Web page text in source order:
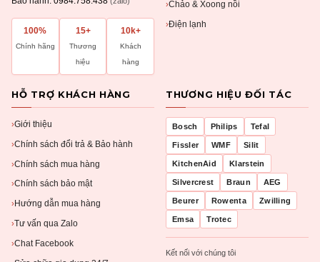
100%
Chính hãng
15+
Thương
hiệu
10k+
Khách
hàng
›Chảo & Xoong nồi
›Điện lạnh
HỖ TRỢ KHÁCH HÀNG
›Giới thiệu
›Chính sách đổi trả & Bảo hành
›Chính sách mua hàng
›Chính sách bảo mật
› Hướng dẫn mua hàng
›Tư vấn qua Zalo
›Chat Facebook
THƯƠNG HIỆU ĐỐI TÁC
Bosch Philips Tefal
Fissler WMF Silit
KitchenAid Klarstein
Silvercrest Braun AEG
Beurer Rowenta Zwilling
Emsa Trotec
Kết nối với chúng tôi